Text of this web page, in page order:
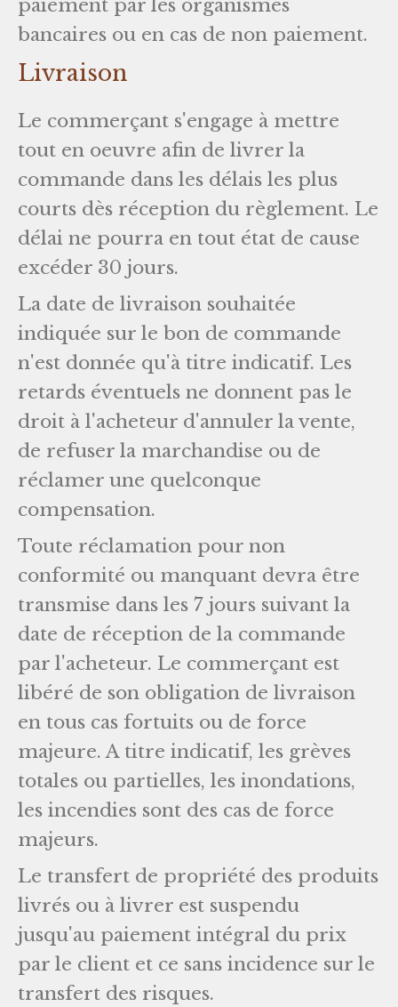
paiement par les organismes
bancaires ou en cas de non paiement.
Livraison
Le commerçant s'engage à mettre
tout en oeuvre afin de livrer la
commande dans les délais les plus
courts dès réception du règlement. Le
délai ne pourra en tout état de cause
excéder 30 jours.
La date de livraison souhaitée
indiquée sur le bon de commande
n'est donnée qu'à titre indicatif. Les
retards éventuels ne donnent pas le
droit à l'acheteur d'annuler la vente,
de refuser la marchandise ou de
réclamer une quelconque
compensation.
Toute réclamation pour non
conformité ou manquant devra être
transmise dans les 7 jours suivant la
date de réception de la commande
par l'acheteur. Le commerçant est
libéré de son obligation de livraison
en tous cas fortuits ou de force
majeure. A titre indicatif, les grèves
totales ou partielles, les inondations,
les incendies sont des cas de force
majeurs.
Le transfert de propriété des produits
livrés ou à livrer est suspendu
jusqu'au paiement intégral du prix
par le client et ce sans incidence sur le
transfert des risques.